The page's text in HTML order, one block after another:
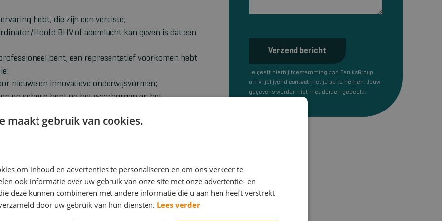
hebt, die zijn een vereiste;
Hoofd BHV of ademlucht kan geven is dat een
bent, een representatief voorkomen hebt
nieuwe en innovatieve onderwijsvormen;
en scherp bent op het waarborgen en het
beheerst en liefst ook het Engels;
of Beesd;
van €0,30.
Verzend bericht
Je geeft hierbij toestemming aan FeniksGroup
om vrijblijvend contact met je op te nemen. Jouw
gegevens worden niet met derden gedeeld.
maakt gebruik van cookies.
om inhoud en advertenties te personaliseren en om ons verkeer te
ook informatie over uw gebruik van onze site met onze advertentie- en
deze kunnen combineren met andere informatie die u aan hen heeft verstrekt
door uw gebruik van hun diensten. Lees verder